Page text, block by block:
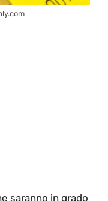
saranno in grado